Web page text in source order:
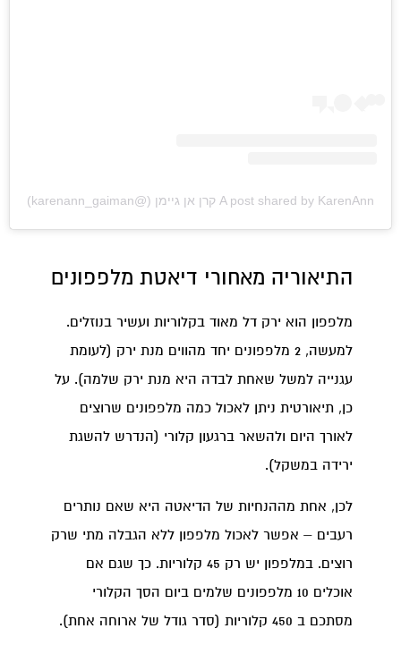
A post shared by KarenAnn קרן אן גיימן (@karenann_gaiman)
התיאוריה מאחורי דיאטת מלפפונים
מלפפון הוא ירק דל מאוד בקלוריות ועשיר בנוזלים.
למעשה, 2 מלפפונים יחד מהווים מנת ירק (לעומת
עגנייה למשל שאחת לבדה היא מנת ירק שלמה). על
כן, תיאורטית ניתן לאכול כמה מלפפונים שרוצים
לאורך היום ולהשאר ברגעון קלורי (הנדרש להשגת
ירידה במשקל).
לכן, אחת מההנחיות של הדיאטה היא שאם נותרים
רעבים – אפשר לאכול מלפפון ללא הגבלה מתי שרק
רוצים. במלפפון יש רק 45 קלוריות. כך שגם אם
אוכלים 10 מלפפונים שלמים ביום הסך הקלורי
מסתכם ב 450 קלוריות (סדר גודל של ארוחה אחת).